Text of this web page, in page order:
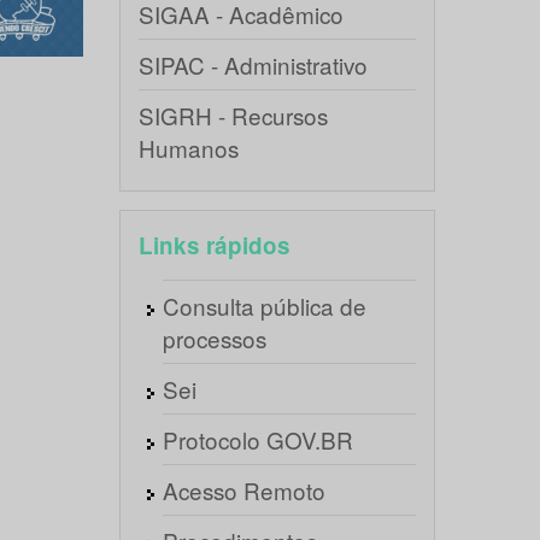
SIGAA - Acadêmico
SIPAC - Administrativo
SIGRH - Recursos
Humanos
Links rápidos
Consulta pública de
processos
Sei
Protocolo GOV.BR
Acesso Remoto